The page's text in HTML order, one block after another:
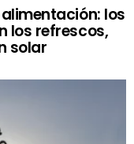
los
los refrescos,
solar